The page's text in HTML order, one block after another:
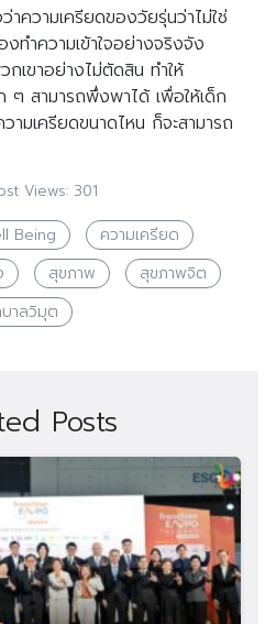
Search
ความเครียดของวัยรุ่นว่าไม่ใช่
ทำความเข้าใจอย่างจริงจัง
เขาอย่างไม่ตัดสิน ทำให้
ๆ สามารถพึ่งพาได้ เพื่อให้เด็ก
ามเครียดขนาดไหน ก็จะสามารถ
Views: 301
Being
ความเครียด
สุขภาพ
สุขภาพจิต
าลวิมุต
Posts